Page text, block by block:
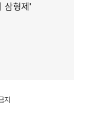
삼형제'
지